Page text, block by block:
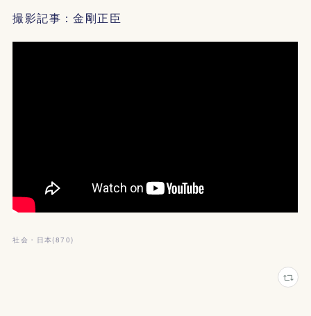
撮影記事：金剛正臣
社会・日本(870)